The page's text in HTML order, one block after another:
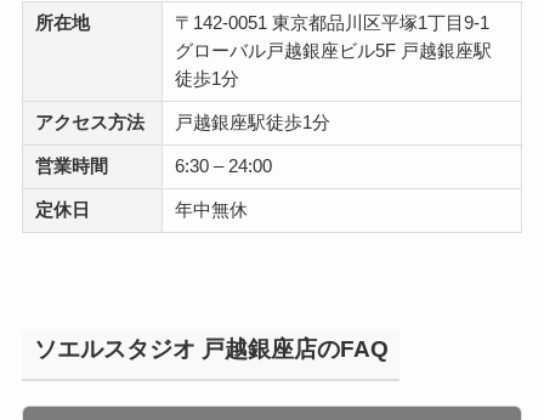
所在地
〒142-0051 東京都品川区平塚1丁目9-1
グローバル戸越銀座ビル5F 戸越銀座駅
徒歩1分
アクセス方法 戸越銀座駅徒歩1分
営業時間 6:30 – 24:00
定休日 年中無休
ソエルスタジオ 戸越銀座店のFAQ